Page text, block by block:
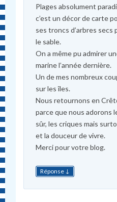
Plages absolument
c’est un décor de carte
ses troncs d’arbres secs
le sable.
On a même pu admirer
marine l’année dernière.
Un de mes nombreux
sur les îles.
Nous retournons en
parce que nous adorons
sûr, les criques mais
et la douceur de vivre.
Merci pour votre blog.
Réponse ↓